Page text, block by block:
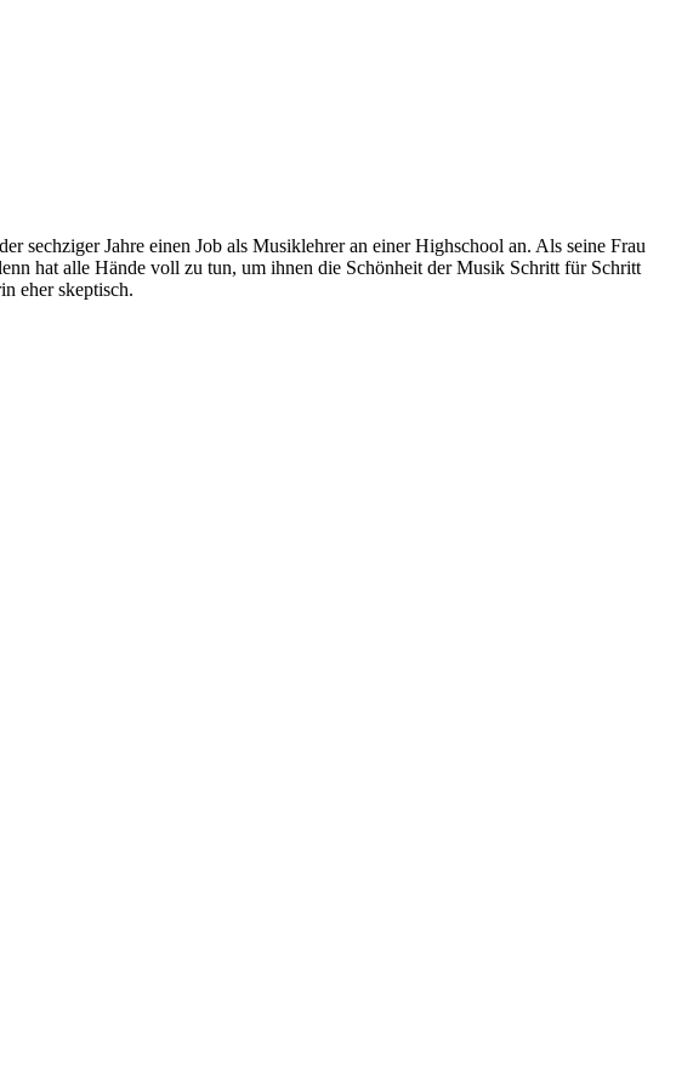
sechziger Jahre einen Job als Musiklehrer an einer Highschool an. Als seine Frau
hat alle Hände voll zu tun, um ihnen die Schönheit der Musik Schritt für Schritt
eher skeptisch.